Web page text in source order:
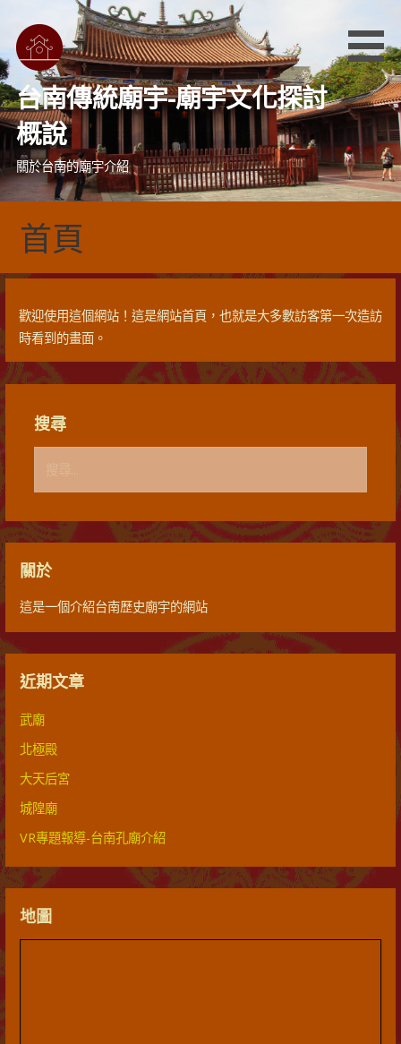
主
要
內
容
台南傳統廟宇-廟宇文化探討
概說
關於台南的廟宇介紹
首頁
歡迎使用這個網站！這是網站首頁，也就是大多數訪客第一次造訪
時看到的畫面。
搜尋
鍵
字
:
關於
這是一個介紹台南歷史廟宇的網站
近期文章
武廟
北極殿
大天后宮
城隍廟
VR專題報導-台南孔廟介紹
地圖